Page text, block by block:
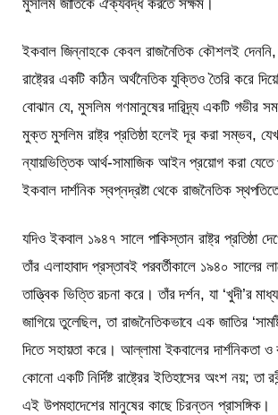
মুসলিম জাতিকে ঐক্যবদ্ধ করতে সক্ষম।
ইকবাল জিন্নাহকে কেবল রাজনৈতিক কৌশলই দেননি,
রাষ্ট্রের একটি কঠিন অর্থনৈতিক যুক্তিও তৈরি করে
বোঝান যে, মুসলিম গণমানুষের দারিদ্র্য একটি গভীর
মুক্ত মুসলিম রাষ্ট্র প্রতিষ্ঠা হলেই দূর করা সম্ভব,
ন্যায়ভিত্তিক আর্থ-সামাজিক আইন প্রয়োগ করা যেতে
ইকবাল দার্শনিক স্বপ্নদ্রষ্টা থেকে রাজনৈতিক
যদিও ইকবাল ১৯৪৭ সালে পাকিস্তান রাষ্ট্র প্রতিষ্ঠা
তাঁর এলাহাবাদ প্রস্তাবই পরবর্তীকালে ১৯৪০ সালের
তাত্ত্বিক ভিত্তি রচনা করে। তাঁর দর্শন, যা ‘খুদী’র
জাগিয়ে তুলেছিল, তা রাজনৈতিকভাবে এক জাতির
দিতে সহায়তা করে। আল্লামা ইকবালের দার্শনিকতা
কোনো একটি নির্দিষ্ট রাষ্ট্রের ইতিহাসের অংশ নয়; তা
এই উপমহাদেশের মানুষের কাছে চিরন্তন প্রাসঙ্গিক।